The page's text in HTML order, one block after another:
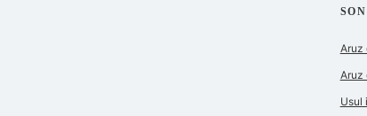
Aruz
Aruz
Usul